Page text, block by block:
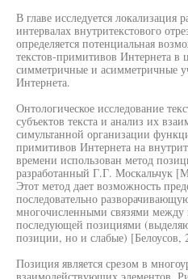
В главе исследуется локализация
интервалах внутритекстового
определяется потенциальная
текстов-примитивов Интернета в
симметричные и асимметричные
Интернета.
Онтологическое исследование
субъектов текста и анализ их
симультанной организации
примитивов Интернета на
времени использован метод
разработанный Г.Г. Москальчук
Этот метод дает возможность
последовательно
многочисленными связями
последующей позициями
позиции, но и слабые) [Белоусов,
Позиция является срезом в